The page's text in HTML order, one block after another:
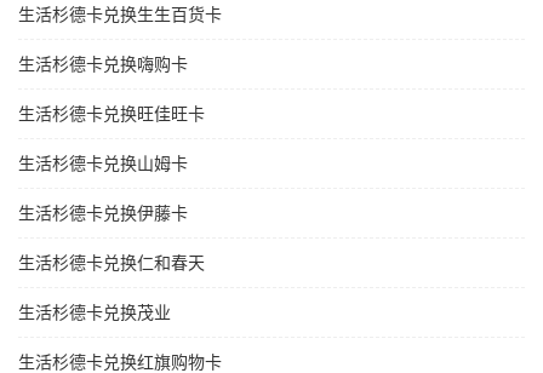
生活杉德卡兑换生生百货卡
生活杉德卡兑换嗨购卡
生活杉德卡兑换旺佳旺卡
生活杉德卡兑换山姆卡
生活杉德卡兑换伊藤卡
生活杉德卡兑换仁和春天
生活杉德卡兑换茂业
生活杉德卡兑换红旗购物卡